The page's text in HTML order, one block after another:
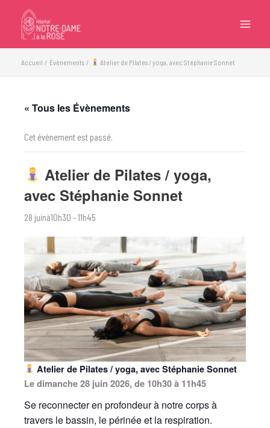
contenu
Accueil Évènements Atelier de Pilates / yoga, avec Stéphanie Sonnet
« Tous les Évènements
Cet évènement est passé.
Atelier de Pilates / yoga,
avec Stéphanie Sonnet
28 juinà10h30 -11h45
Atelier de Pilates / yoga, avec Stéphanie Sonnet
Le dimanche 28 juin 2026, de 10h30 à 11h45
Se reconnecter en profondeur à notre corps à
travers le bassin, le périnée et la respiration.